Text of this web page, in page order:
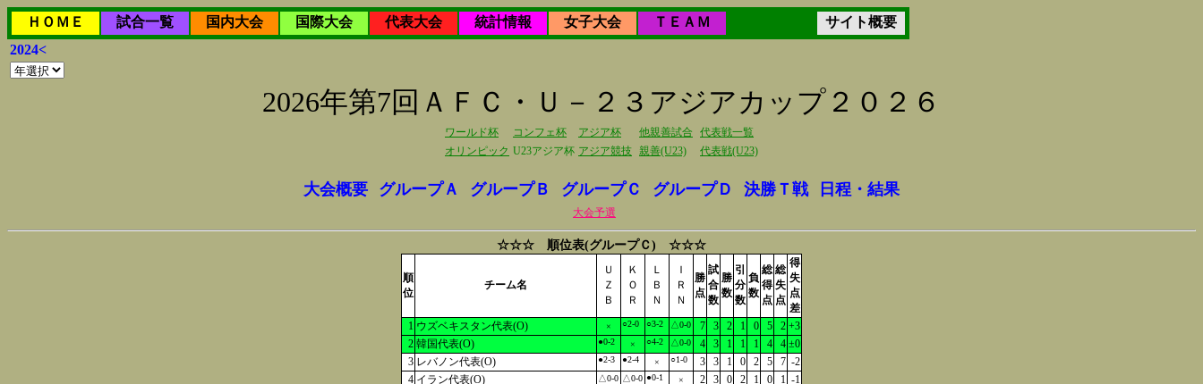
ＨＯＭＥ 試合一覧 国内大会 国際大会 代表大会 統計情報 女子大会 ＴＥＡＭ
サイト概要
2024<
2026年第7回ＡＦＣ・Ｕ－２３アジアカップ２０２６
ワールド杯 コンフェ杯 アジア杯 他親善試合
代表戦一覧
オリンピック U23アジア杯 アジア競技 親善(U23) 代表戦(U23)
大会概要 グループＡ グループＢ グループＣ グループＤ 決勝Ｔ戦 日程・結果
大会予選
☆☆☆ 順位表(グループＣ) ☆☆☆
順
位
チーム名
Ｕ
Ｚ
Ｂ
Ｋ
Ｏ
Ｒ
Ｌ
Ｂ
Ｎ
Ｉ
Ｒ
Ｎ
勝
点
試
合
数
勝
数
引
分
数
負
数
総
得
点
総
失
点
得
失
点
差
1 ウズベキスタン代表(O) × ○2-0 ○3-2 △0-0 7 3 2 1 0 5 2 +3
2 韓国代表(O) ●0-2 × ○4-2 △0-0 4 3 1 1 1 4 4 ±0
3 レバノン代表(O) ●2-3 ●2-4 × ○1-0 3 3 1 0 2 5 7 -2
4 イラン代表(O) △0-0 △0-0 ●0-1 × 2 3 0 2 1 0 1 -1